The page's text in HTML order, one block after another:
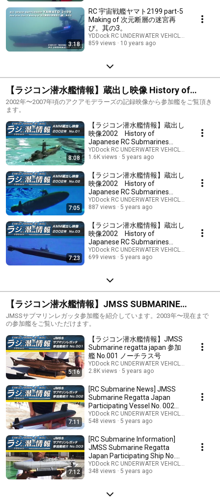
3:18
RC 宇宙戦艦ヤマト2199 part-5
Making of 次元断層の迷宮再
び。其の3。
YDDock RC UNDERWATER VEHICLES lab / ラジ
859 views
10 years ago
【ラジコン潜水艦情報】蔵出し映像 History of
japanese RC submarine
2002年〜2007年頃のアクアモデラーズの記録映像から参加艦をご覧頂き
ます。
8:08
【ラジコン潜水艦情報】蔵出し
映像2002 History of
Japanese RC Submarines
2002 No.01 UボートVIIC /サ
ブマリン707他
YDDock RC UNDERWATER VEHICLES lab / ラジ
1.6K views
5 years ago
7:05
【ラジコン潜水艦情報】蔵出し
映像2002 History of
Japanese RC Submarines
2002 No.02 ムスカ / アルファ
型 / ジュニア707 他
YDDock RC UNDERWATER VEHICLES lab / ラジ
887 views
5 years ago
7:23
【ラジコン潜水艦情報】蔵出し
映像2002 History of
Japanese RC Submarines
2002 No.03 おやしお型 / イ
19/ 黒鮫号 他
YDDock RC UNDERWATER VEHICLES lab / ラジ
699 views
5 years ago
【ラジコン潜水艦情報】JMSS SUBMARINE
REGATTA 参加艦シリーズ
JMSSサブマリンレガッタ参加艦を紹介しています。2003年〜現在まで
の参加艦をご覧いただけます。
5:16
【ラジコン潜水艦情報】JMSS
Submarine regatta japan 参加
艦 No.001 ノーチラス号
YDDock RC UNDERWATER VEHICLES lab / ラジ
2.8K views
5 years ago
7:11
[RC Submarine News] JMSS
Submarine Regatta Japan
Participating Vessel No. 002
Skipjack
YDDock RC UNDERWATER VEHICLES lab / ラジ
548 views
5 years ago
7:12
[RC Submarine Information]
JMSS Submarine Regatta
Japan Participating Ship No.
003 Seehund
YDDock RC UNDERWATER VEHICLES lab / ラジ
348 views
5 years ago